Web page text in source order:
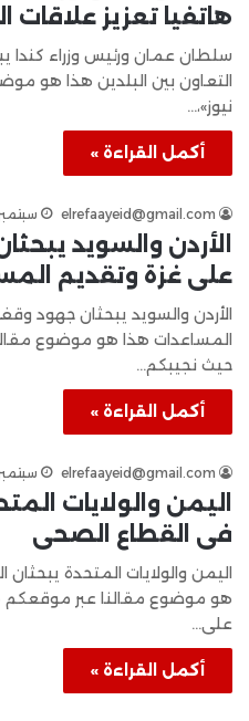
هاتفيا تعزيز علاقات
سلطان عمان ورئيس وزراء كندا
التعاون بين البلدين هذا هو
نيوز»،…
أكمل القراءة »
elrefaayeid@gmail.com سبتمبر 15,
الأردن والسويد
على غزة وتقديم
الأردن والسويد يبحثان جهود
المساعدات هذا هو موضوع
حيث نجيبكم…
أكمل القراءة »
elrefaayeid@gmail.com سبتمبر 1,
اليمن والولايات
فى القطاع الصحى
اليمن والولايات المتحدة
هو موضوع مقالنا عبر موقعكم
على…
أكمل القراءة »